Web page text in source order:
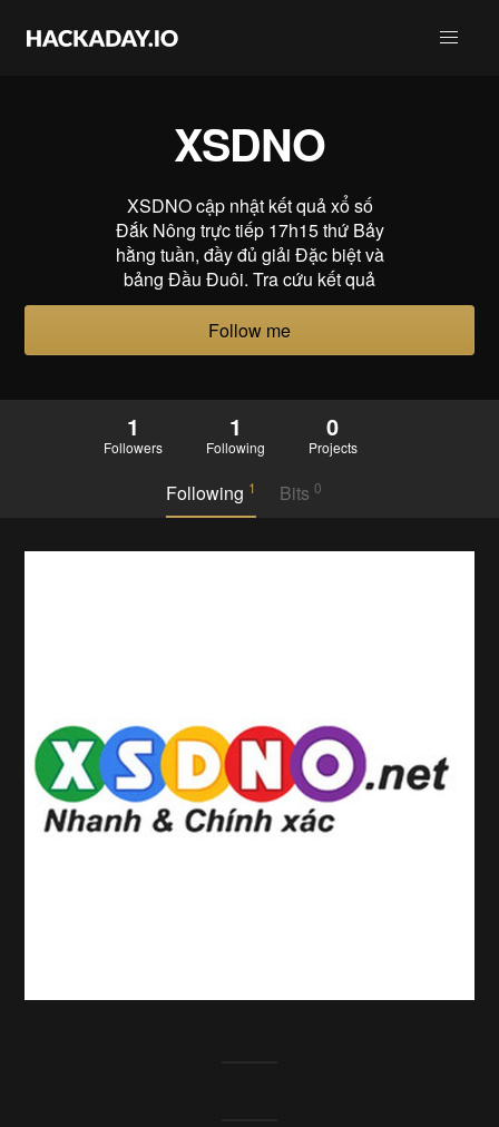
XSDNO
XSDNO cập nhật kết quả xổ số
Đắk Nông trực tiếp 17h15 thứ Bảy
hằng tuần, đầy đủ giải Đặc biệt và
bảng Đầu Đuôi. Tra cứu kết quả
Follow me
1
Followers
1
Following
0
Projects
Following 1 Bits 0